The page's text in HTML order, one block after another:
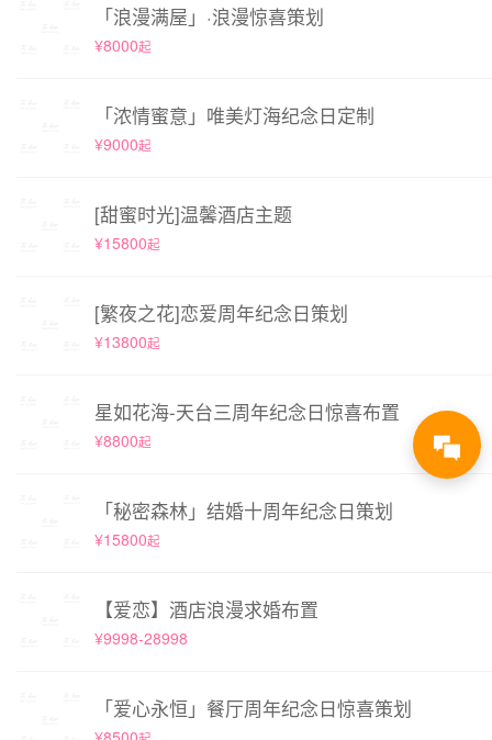
「浪漫满屋」·浪漫惊喜策划
¥8000起
「浓情蜜意」唯美灯海纪念日定制
¥9000起
[甜蜜时光]温馨酒店主题
¥15800起
[繁夜之花]恋爱周年纪念日策划
¥13800起
星如花海-天台三周年纪念日惊喜布置
¥8800起
「秘密森林」结婚十周年纪念日策划
¥15800起
【爱恋】酒店浪漫求婚布置
¥9998-28998
「爱心永恒」餐厅周年纪念日惊喜策划